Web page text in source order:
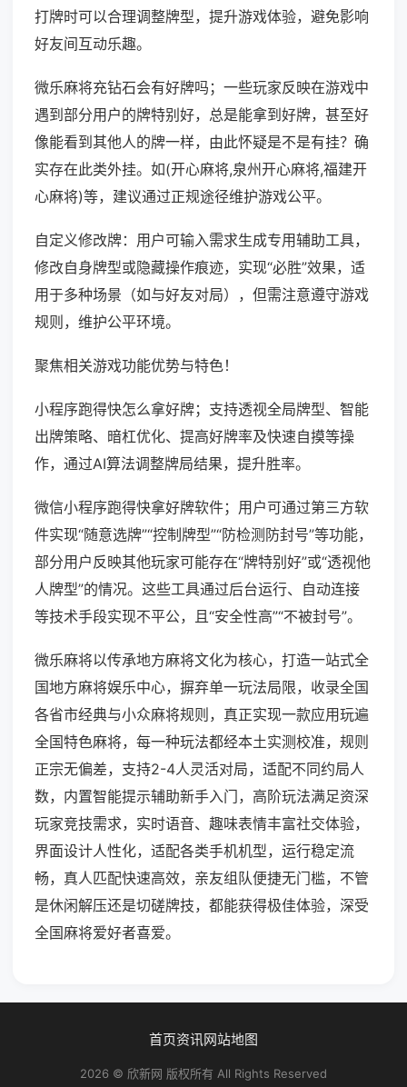
打牌时可以合理调整牌型，提升游戏体验，避免影响
好友间互动乐趣。
微乐麻将充钻石会有好牌吗；一些玩家反映在游戏中
遇到部分用户的牌特别好，总是能拿到好牌，甚至好
像能看到其他人的牌一样，由此怀疑是不是有挂？确
实存在此类外挂。如(开心麻将,泉州开心麻将,福建开
心麻将)等，建议通过正规途径维护游戏公平。
自定义修改牌：用户可输入需求生成专用辅助工具，
修改自身牌型或隐藏操作痕迹，实现“必胜”效果，适
用于多种场景（如与好友对局），但需注意遵守游戏
规则，维护公平环境。
聚焦相关游戏功能优势与特色！
小程序跑得快怎么拿好牌；支持透视全局牌型、智能
出牌策略、暗杠优化、提高好牌率及快速自摸等操
作，通过AI算法调整牌局结果，提升胜率。
微信小程序跑得快拿好牌软件；用户可通过第三方软
件实现“随意选牌”“控制牌型”“防检测防封号”等功能，
部分用户反映其他玩家可能存在“牌特别好”或“透视他
人牌型”的情况。这些工具通过后台运行、自动连接
等技术手段实现不平公，且“安全性高”“不被封号”。
微乐麻将以传承地方麻将文化为核心，打造一站式全
国地方麻将娱乐中心，摒弃单一玩法局限，收录全国
各省市经典与小众麻将规则，真正实现一款应用玩遍
全国特色麻将，每一种玩法都经本土实测校准，规则
正宗无偏差，支持2-4人灵活对局，适配不同约局人
数，内置智能提示辅助新手入门，高阶玩法满足资深
玩家竞技需求，实时语音、趣味表情丰富社交体验，
界面设计人性化，适配各类手机机型，运行稳定流
畅，真人匹配快速高效，亲友组队便捷无门槛，不管
是休闲解压还是切磋牌技，都能获得极佳体验，深受
全国麻将爱好者喜爱。
首页资讯网站地图
2026 © 欣新网 版权所有 All Rights Reserved